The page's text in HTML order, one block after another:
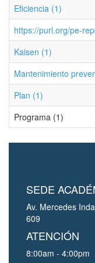
Eficiencia (1)
https://purl.org/pe-
Kaisen (1)
Mantenimiento
Plan (1)
Programa (1)
SEDE
Av. Mercedes
609
ATENCIÓN
8:00am - 4:00pm